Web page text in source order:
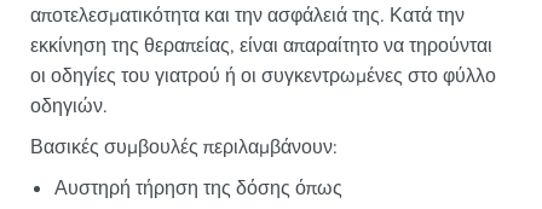
αποτελεσματικότητα και την ασφάλειά της. Κατά την
εκκίνηση της θεραπείας, είναι απαραίτητο να τηρούνται
οι οδηγίες του γιατρού ή οι συγκεντρωμένες στο φύλλο
οδηγιών.
Βασικές συμβουλές περιλαμβάνουν:
Αυστηρή τήρηση της δόσης όπως